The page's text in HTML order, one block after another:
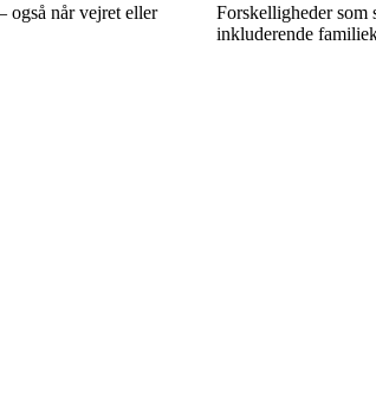
også når vejret eller
Forskelligheder som
inkluderende